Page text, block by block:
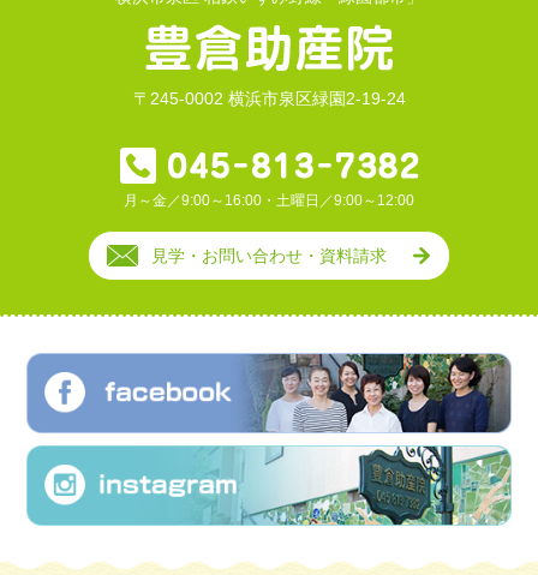
〒245-0002 横浜市泉区緑園2-19-24
月～金／9:00～16:00・土曜日／9:00～12:00
見学・お問い合わせ・資料請求